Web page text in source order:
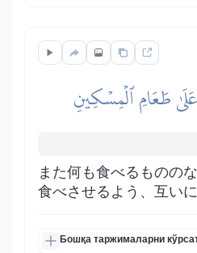
طَعَامِ ٱلۡمِسۡكِينِ
また何も食べるものの
食べさせるよう、互い
Бошқа таржималарни